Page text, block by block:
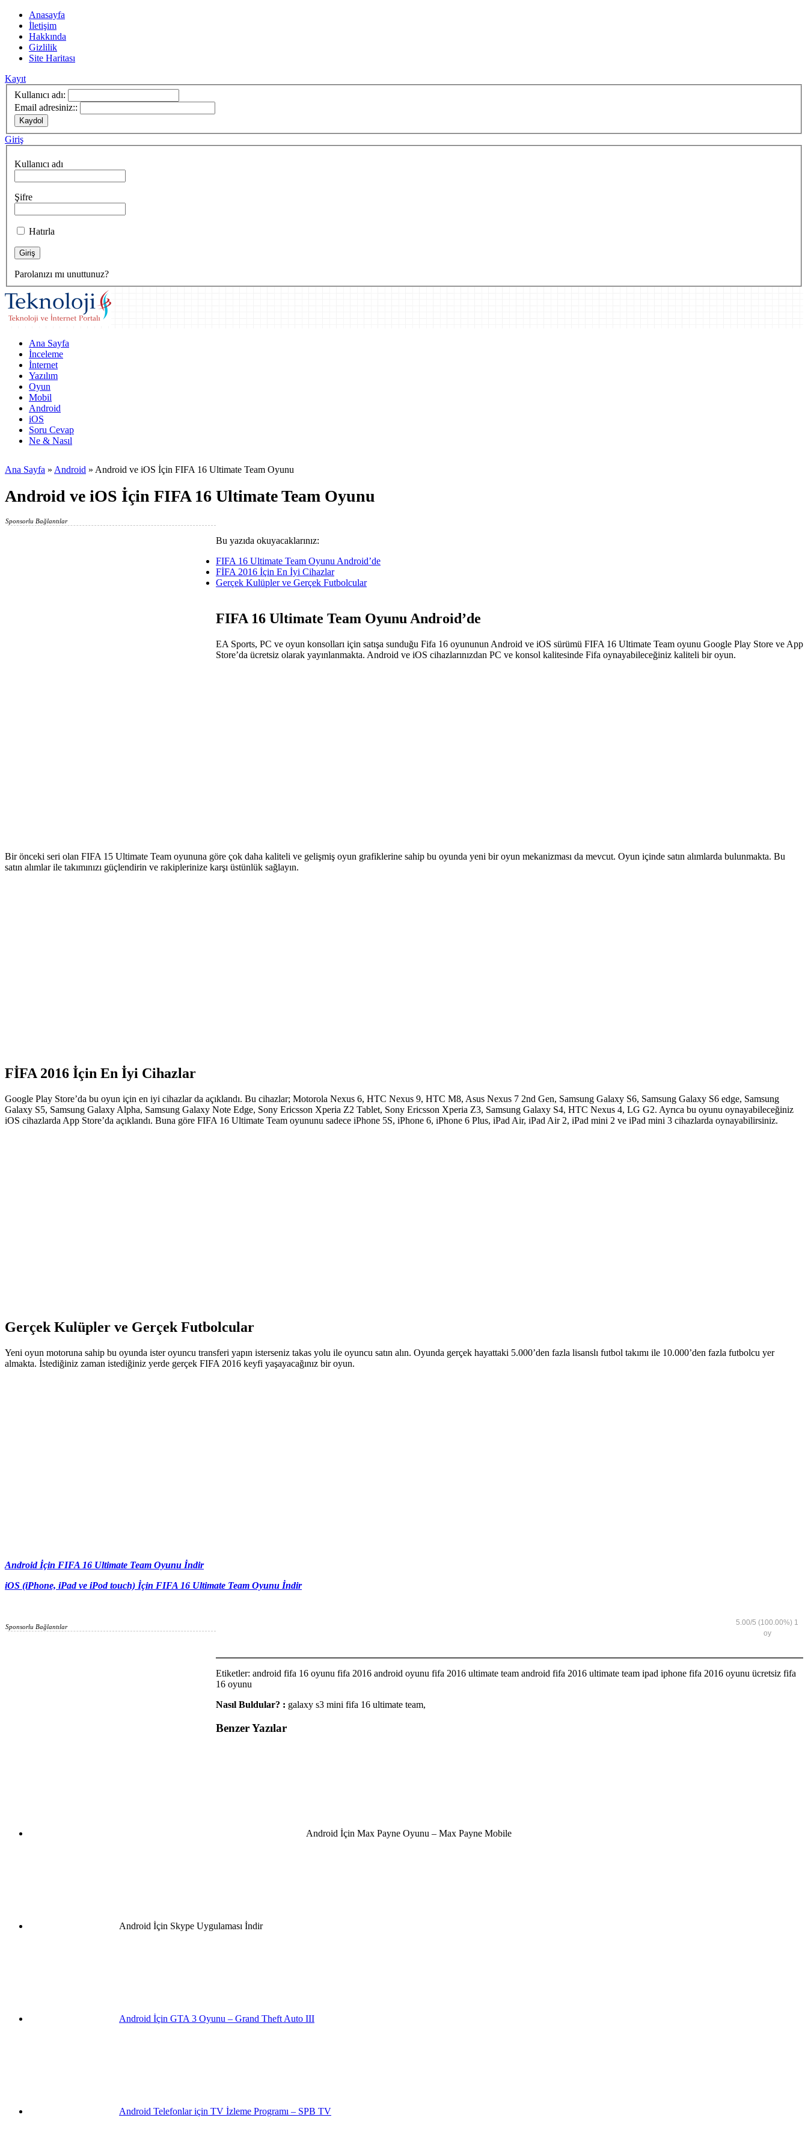
Anasayfa
İletişim
Hakkında
Gizlilik
Site Haritası
Kayıt
Kullanıcı adı:
Email adresiniz::
Giriş
Kullanıcı adı
Şifre
Hatırla
Parolanızı mı unuttunuz?
Ana Sayfa
İnceleme
İnternet
Yazılım
Oyun
Mobil
Android
iOS
Soru Cevap
Ne & Nasıl
Ana Sayfa » Android » Android ve iOS İçin FIFA 16 Ultimate Team Oyunu
Android ve iOS İçin FIFA 16 Ultimate Team Oyunu
Sponsorlu Bağlantılar
Bu yazıda okuyacaklarınız:
FIFA 16 Ultimate Team Oyunu Android’de
FİFA 2016 İçin En İyi Cihazlar
Gerçek Kulüpler ve Gerçek Futbolcular
FIFA 16 Ultimate Team Oyunu Android’de
EA Sports, PC ve oyun konsolları için satışa sunduğu Fifa 16 oyununun Android ve iOS sürümü FIFA 16 Ultimate Team oyunu Google Play Store ve App
Store’da ücretsiz olarak yayınlanmakta. Android ve iOS cihazlarınızdan PC ve konsol kalitesinde Fifa oynayabileceğiniz kaliteli bir oyun.
Bir önceki seri olan FIFA 15 Ultimate Team oyununa göre çok daha kaliteli ve gelişmiş oyun grafiklerine sahip bu oyunda yeni bir oyun mekanizması da mevcut. Oyun içinde satın alımlarda bulunmakta. Bu
satın alımlar ile takımınızı güçlendirin ve rakiplerinize karşı üstünlük sağlayın.
FİFA 2016 İçin En İyi Cihazlar
Google Play Store’da bu oyun için en iyi cihazlar da açıklandı. Bu cihazlar; Motorola Nexus 6, HTC Nexus 9, HTC M8, Asus Nexus 7 2nd Gen, Samsung Galaxy S6, Samsung Galaxy S6 edge, Samsung
Galaxy S5, Samsung Galaxy Alpha, Samsung Galaxy Note Edge, Sony Ericsson Xperia Z2 Tablet, Sony Ericsson Xperia Z3, Samsung Galaxy S4, HTC Nexus 4, LG G2. Ayrıca bu oyunu oynayabileceğiniz
iOS cihazlarda App Store’da açıklandı. Buna göre FIFA 16 Ultimate Team oyununu sadece iPhone 5S, iPhone 6, iPhone 6 Plus, iPad Air, iPad Air 2, iPad mini 2 ve iPad mini 3 cihazlarda oynayabilirsiniz.
Gerçek Kulüpler ve Gerçek Futbolcular
Yeni oyun motoruna sahip bu oyunda ister oyuncu transferi yapın isterseniz takas yolu ile oyuncu satın alın. Oyunda gerçek hayattaki 5.000’den fazla lisanslı futbol takımı ile 10.000’den fazla futbolcu yer
almakta. İstediğiniz zaman istediğiniz yerde gerçek FIFA 2016 keyfi yaşayacağınız bir oyun.
Android İçin FIFA 16 Ultimate Team Oyunu İndir
iOS (iPhone, iPad ve iPod touch) İçin FIFA 16 Ultimate Team Oyunu İndir
5.00/5 (100.00%) 1
oy
Sponsorlu Bağlantılar
Etiketler: android fifa 16 oyunu fifa 2016 android oyunu fifa 2016 ultimate team android fifa 2016 ultimate team ipad iphone fifa 2016 oyunu ücretsiz fifa
16 oyunu
Nasıl Buldular? : galaxy s3 mini fifa 16 ultimate team,
Benzer Yazılar
Android İçin Max Payne Oyunu – Max Payne Mobile
Android İçin Skype Uygulaması İndir
Android İçin GTA 3 Oyunu – Grand Theft Auto III
Android Telefonlar için TV İzleme Programı – SPB TV